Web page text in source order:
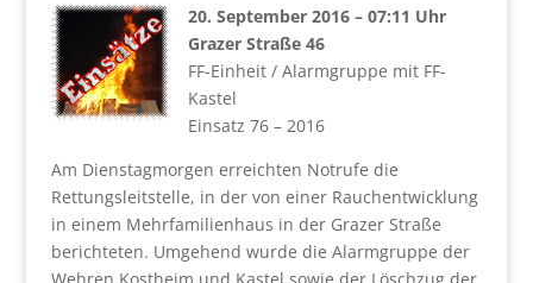
20. September 2016 – 07:11 Uhr
Grazer Straße 46
FF-Einheit / Alarmgruppe mit FF-
Kastel
Einsatz 76 – 2016
Am Dienstagmorgen erreichten Notrufe die
Rettungsleitstelle, in der von einer Rauchentwicklung
in einem Mehrfamilienhaus in der Grazer Straße
berichteten. Umgehend wurde die Alarmgruppe der